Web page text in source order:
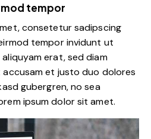
tempor
consetetur sadipscing
tempor invidunt ut
erat, sed diam
et justo duo dolores
gubergren, no sea
ipsum dolor sit amet.